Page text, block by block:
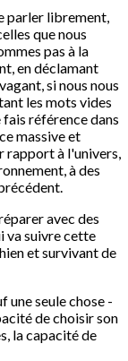
parler librement,
que nous
pas à la
en déclamant
si nous nous
les mots vides
référence dans
massive et
rapport à l'univers,
à des
avec des
va suivre cette
et survivant de
une seule chose -
de choisir son
la capacité de